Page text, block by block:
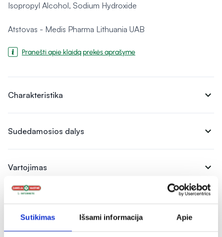
Sutikimas Išsami informacija Apie
Isopropyl Alcohol, Sodium Hydroxide
Atstovas - Medis Pharma Lithuania UAB
Pranešti apie klaidą prekės aprašyme
Charakteristika expand_more
Sudedamosios dalys expand_more
Vartojimas expand_more